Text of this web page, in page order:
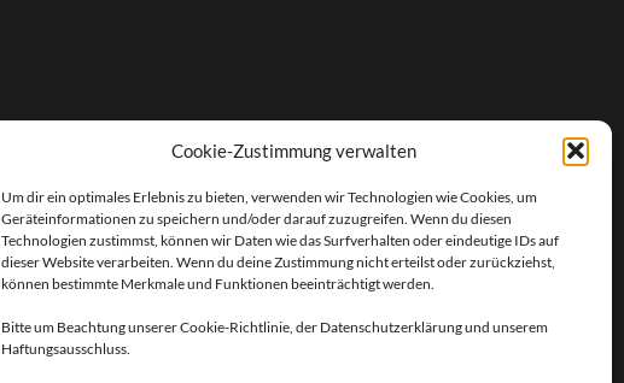
Cookie-Zustimmung verwalten
Um dir ein optimales Erlebnis zu bieten, verwenden wir Technologien wie Cookies, um
Geräteinformationen zu speichern und/oder darauf zuzugreifen. Wenn du diesen
Technologien zustimmst, können wir Daten wie das Surfverhalten oder eindeutige IDs auf
dieser Website verarbeiten. Wenn du deine Zustimmung nicht erteilst oder zurückziehst,
können bestimmte Merkmale und Funktionen beeinträchtigt werden.
Bitte um Beachtung unserer Cookie-Richtlinie, der Datenschutzerklärung und unserem
Haftungsausschluss.